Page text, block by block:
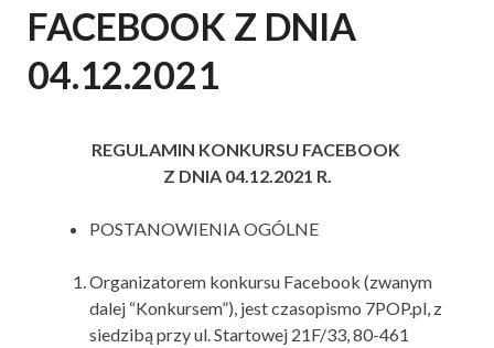
FACEBOOK Z DNIA
04.12.2021
REGULAMIN KONKURSU FACEBOOK
Z DNIA 04.12.2021 R.
POSTANOWIENIA OGÓLNE
Organizatorem konkursu Facebook (zwanym
dalej “Konkursem”), jest czasopismo 7POP.pl, z
siedzibą przy ul. Startowej 21F/33, 80-461